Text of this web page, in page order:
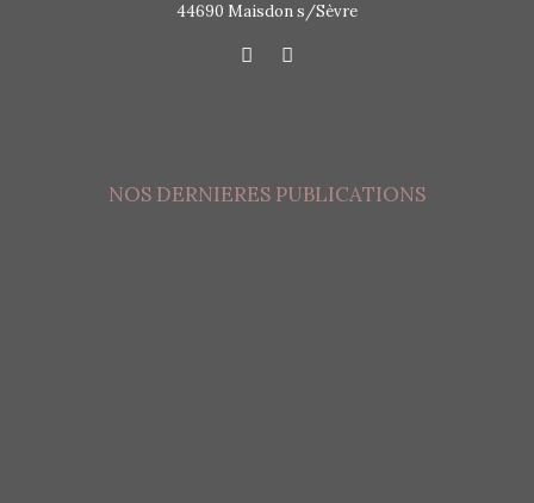
44690 Maisdon s/Sèvre
NOS DERNIERES PUBLICATIONS